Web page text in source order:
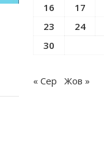
16
17
23
24
30
« Сер Жов »